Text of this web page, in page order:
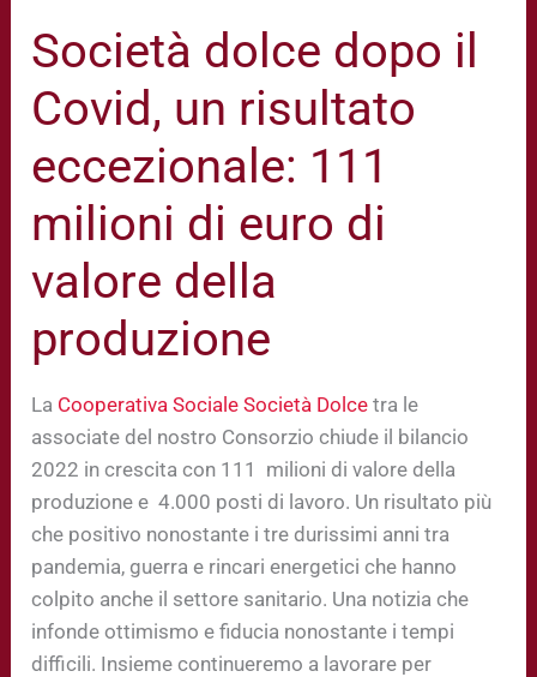
Società dolce dopo il
Covid, un risultato
eccezionale: 111
milioni di euro di
valore della
produzione
La Cooperativa Sociale Società Dolce tra le
associate del nostro Consorzio chiude il bilancio
2022 in crescita con 111 milioni di valore della
produzione e 4.000 posti di lavoro. Un risultato più
che positivo nonostante i tre durissimi anni tra
pandemia, guerra e rincari energetici che hanno
colpito anche il settore sanitario. Una notizia che
infonde ottimismo e fiducia nonostante i tempi
difficili. Insieme continueremo a lavorare per